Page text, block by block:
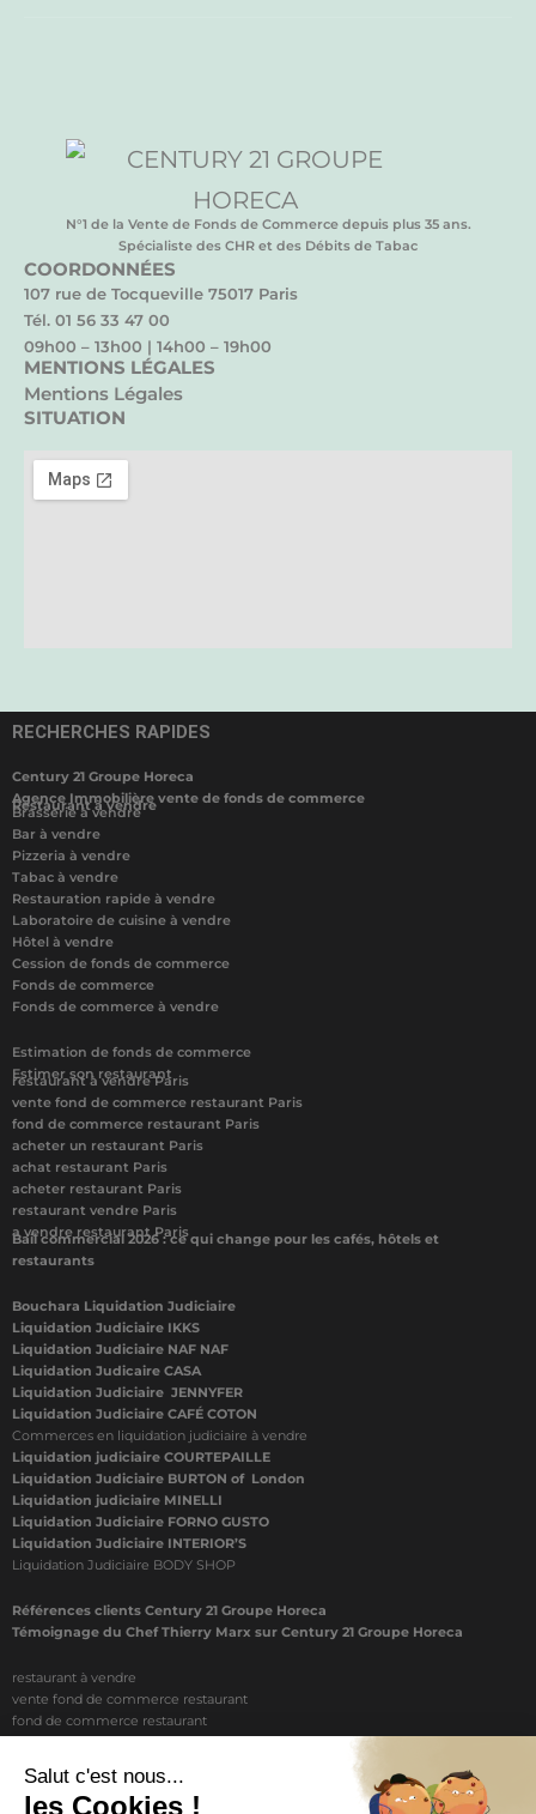
N°1 de la Vente de Fonds de Commerce depuis plus 35 ans.
Spécialiste des CHR et des Débits de Tabac
COORDONNÉES
107 rue de Tocqueville 75017 Paris
Tél. 01 56 33 47 00
09h00 – 13h00 | 14h00 – 19h00
MENTIONS LÉGALES
Mentions Légales
SITUATION
RECHERCHES RAPIDES
Century 21 Groupe Horeca
Agence Immobilière vente de fonds de commerce
Restaurant à vendre
Brasserie à vendre
Bar à vendre
Pizzeria à vendre
Tabac à vendre
Restauration rapide à vendre
Laboratoire de cuisine à vendre
Hôtel à vendre
Cession de fonds de commerce
Fonds de commerce
Fonds de commerce à vendre
Estimation de fonds de commerce
Estimer son restaurant
restaurant à vendre Paris
vente fond de commerce restaurant Paris
fond de commerce restaurant Paris
acheter un restaurant Paris
achat restaurant Paris
acheter restaurant Paris
restaurant vendre Paris
a vendre restaurant Paris
Bail commercial 2026 : ce qui change pour les cafés, hôtels et
restaurants
Bouchara Liquidation Judiciaire
Liquidation Judiciaire IKKS
Liquidation Judiciaire NAF NAF
Liquidation Judicaire CASA
Liquidation Judiciaire JENNYFER
Liquidation Judiciaire CAFÉ COTON
Commerces en liquidation judiciaire à vendre
Liquidation judiciaire COURTEPAILLE
Liquidation Judiciaire BURTON of London
Liquidation judiciaire MINELLI
Liquidation Judiciaire FORNO GUSTO
Liquidation Judiciaire INTERIOR’S
Liquidation Judiciaire BODY SHOP
Références clients Century 21 Groupe Horeca
Témoignage du Chef Thierry Marx sur Century 21 Groupe Horeca
restaurant à vendre
vente fond de commerce restaurant
fond de commerce restaurant
vente de fond de commerce restaurant
acheter restaurant